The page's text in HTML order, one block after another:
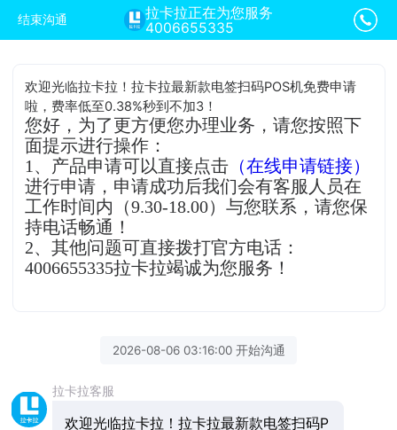
结束沟通
拉卡拉正在为您服务
4006655335
欢迎光临拉卡拉！拉卡拉最新款电签扫码POS机免费申请
啦，费率低至0.38%秒到不加3！
您好，为了更方便您办理业务，请您按照下
面提示进行操作：
1、产品申请可以直接点击 （在线申请链接）
进行申请，申请成功后我们会有客服人员在
工作时间内（9.30-18.00）与您联系，请您保
持电话畅通！
2、其他问题可直接拨打官方电话：
4006655335拉卡拉竭诚为您服务！
2026-08-06 03:16:00 开始沟通
拉卡拉客服
欢迎光临拉卡拉！拉卡拉最新款电签扫码P